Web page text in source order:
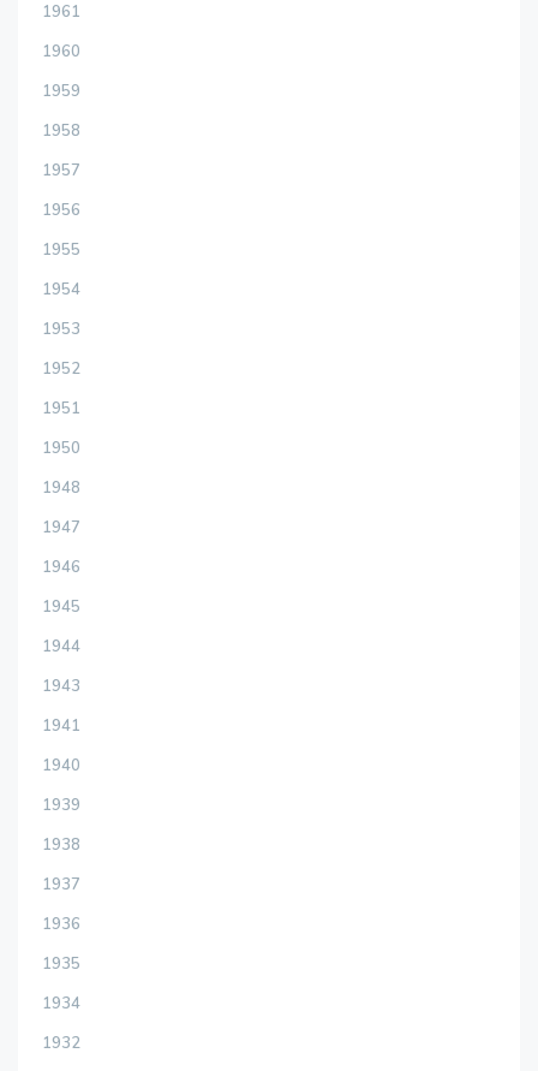
1961
1960
1959
1958
1957
1956
1955
1954
1953
1952
1951
1950
1948
1947
1946
1945
1944
1943
1941
1940
1939
1938
1937
1936
1935
1934
1932